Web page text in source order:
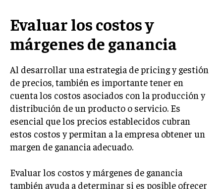
CIBERSEGURIDAD EMPRESARIAL
ESTRATEGIA
GESTIÓN DEL RIESGO EMPRESARIAL
NEGOCIACIÓN Y RESOLUCIÓN DE CONFLICTOS
DERECHO EMPRESARIAL Y REGULACIONES
ÉXITO EMPRESARIAL Y CASOS DE ESTUDIO
NEGOCIOS
Evaluar los costos y
márgenes de ganancia
Al desarrollar una estrategia de pricing y gestión
de precios, también es importante tener en
cuenta los costos asociados con la producción y
distribución de un producto o servicio. Es
esencial que los precios establecidos cubran
estos costos y permitan a la empresa obtener un
margen de ganancia adecuado.
Evaluar los costos y márgenes de ganancia
también ayuda a determinar si es posible ofrecer